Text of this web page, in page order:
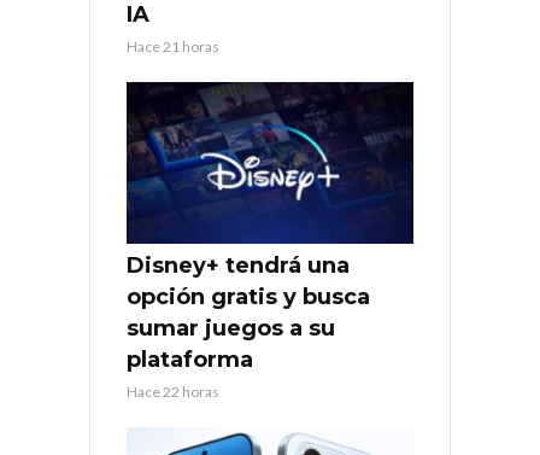
IA
Hace 21 horas
Disney+ tendrá una
opción gratis y busca
sumar juegos a su
plataforma
Hace 22 horas